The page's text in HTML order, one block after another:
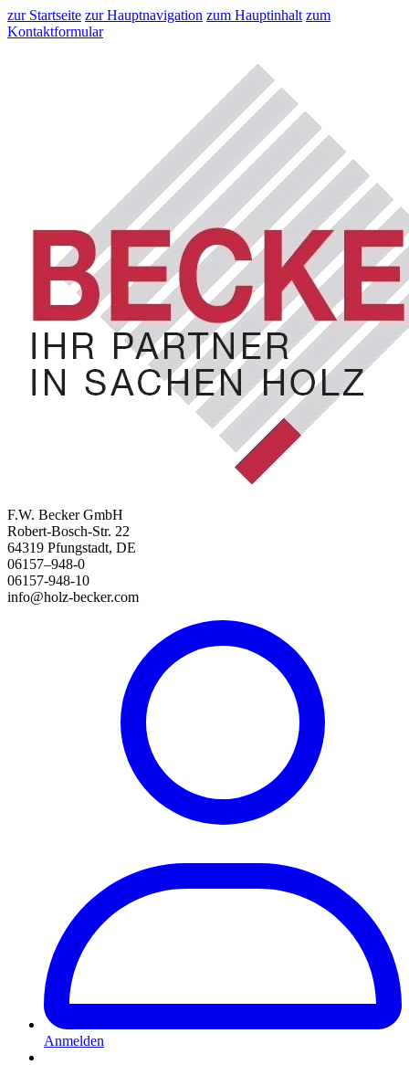
zur Startseite zur Hauptnavigation zum Hauptinhalt zum
Kontaktformular
F.W. Becker GmbH
Robert-Bosch-Str. 22
64319 Pfungstadt, DE
06157–948-0
06157-948-10
info@holz-becker.com
Anmelden